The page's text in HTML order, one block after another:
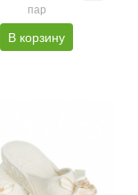
пар
В корзину